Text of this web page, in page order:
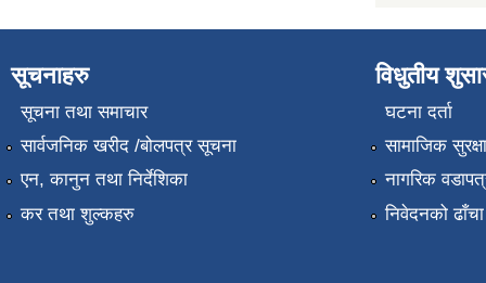
सूचनाहरु
सूचना तथा समाचार
सार्वजनिक खरीद /बोलपत्र सूचना
एन, कानुन तथा निर्देशिका
कर तथा शुल्कहरु
विधुतीय
घटना दर्ता
सामाजिक सुरक्षा
नागरिक
निवेदनको ढाँचा